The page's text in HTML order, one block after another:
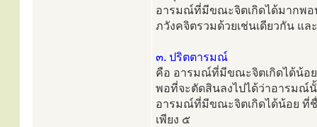
อารมณ์ที่มีขณะจิตเกิดได้มากพ
ภวังคจิตรวมด้วยเช่นเดียวกัน แล
๓. ปริตตารมณ์
คือ อารมณ์ที่มีขณะจิตเกิดได้น้อย
พอที่จะตัดสินลงไปได้ว่าอารมณ์
อารมณ์ที่มีขณะจิตเกิดได้น้อย ที่
เพียง ๕